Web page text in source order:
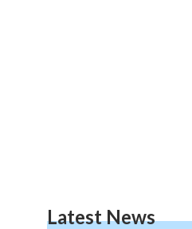
Latest News